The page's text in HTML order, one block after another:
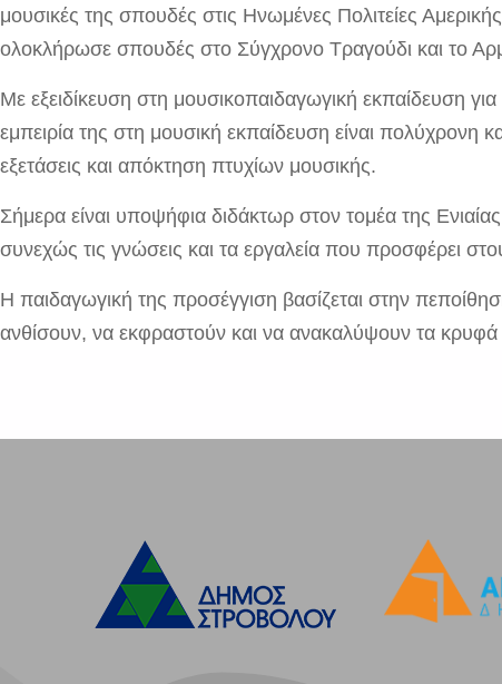
μουσικές της σπουδές στις Ηνωμένες Πολιτείες
ολοκλήρωσε σπουδές στο Σύγχρονο Τραγούδι και το
Με εξειδίκευση στη μουσικοπαιδαγωγική εκπαίδευση
εμπειρία της στη μουσική εκπαίδευση είναι πολύχρονη
εξετάσεις και απόκτηση πτυχίων μουσικής.
Σήμερα είναι υποψήφια διδάκτωρ στον τομέα της
συνεχώς τις γνώσεις και τα εργαλεία που προσφέρει
Η παιδαγωγική της προσέγγιση βασίζεται στην
ανθίσουν, να εκφραστούν και να ανακαλύψουν τα κρυφά